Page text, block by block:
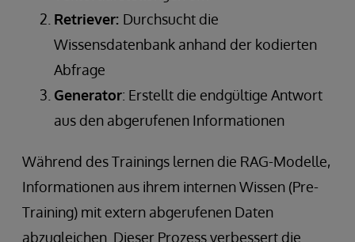
Retriever: Durchsucht die
Wissensdatenbank anhand der kodierten
Abfrage
Generator: Erstellt die endgültige Antwort
aus den abgerufenen Informationen
Während des Trainings lernen die RAG-Modelle,
Informationen aus ihrem internen Wissen (Pre-
Training) mit extern abgerufenen Daten
abzugleichen. Dieser Prozess verbessert die